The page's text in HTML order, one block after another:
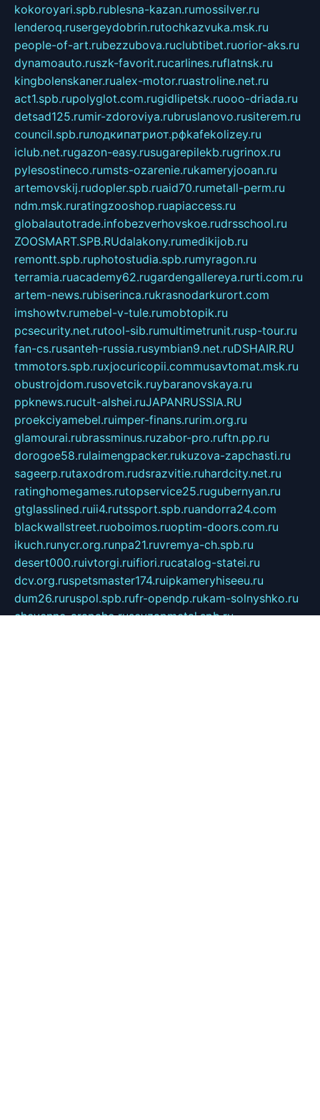
kokoroyari.spb.rublesna-kazan.rumossilver.ru
lenderoq.rusergeydobrin.rutochkazvuka.msk.ru
people-of-art.rubezzubova.ruclubtibet.ruorior-aks.ru
dynamoauto.ruszk-favorit.rucarlines.ruflatnsk.ru
kingbolenskaner.rualex-motor.ruastroline.net.ru
act1.spb.rupolyglot.com.rugidlipetsk.ruooo-driada.ru
detsad125.rumir-zdoroviya.rubruslanovo.rusiterem.ru
council.spb.ruлодкипатриот.рфkafekolizey.ru
iclub.net.rugazon-easy.rusugarepilekb.rugrinox.ru
pylesostineco.rumsts-ozarenie.rukameryjooan.ru
artemovskij.rudopler.spb.ruaid70.rumetall-perm.ru
ndm.msk.ruratingzooshop.ruapiaccess.ru
globalautotrade.infobezverhovskoe.rudrsschool.ru
ZOOSMART.SPB.RUdalakony.rumedikijob.ru
remontt.spb.ruphotostudia.spb.rumyragon.ru
terramia.ruacademy62.rugardengallereya.rurti.com.ru
artem-news.rubiserinca.rukrasnodarkurort.com
imshowtv.rumebel-v-tule.rumobtopik.ru
pcsecurity.net.rutool-sib.rumultimetrunit.rusp-tour.ru
fan-cs.rusanteh-russia.rusymbian9.net.ruDSHAIR.RU
tmmotors.spb.ruxjocuricopii.commusavtomat.msk.ru
obustrojdom.rusovetcik.ruybaranovskaya.ru
ppknews.rucult-alshei.ruJAPANRUSSIA.RU
proekciyamebel.ruimper-finans.rurim.org.ru
glamourai.rubrassminus.ruzabor-pro.ruftn.pp.ru
dorogoe58.rulaimengpacker.rukuzova-zapchasti.ru
sageerp.rutaxodrom.rudsrazvitie.ruhardcity.net.ru
ratinghomegames.rutopservice25.rugubernyan.ru
gtglasslined.ruii4.rutssport.spb.ruandorra24.com
blackwallstreet.ruoboimos.ruoptim-doors.com.ru
ikuch.runycr.org.runpa21.ruvremya-ch.spb.ru
desert000.ruivtorgi.ruifiori.rucatalog-statei.ru
dcv.org.ruspetsmaster174.ruipkameryhiseeu.ru
dum26.ruruspol.spb.rufr-opendp.rukam-solnyshko.ru
cheyenne-arapaho.rusevzapmetal.spb.ru